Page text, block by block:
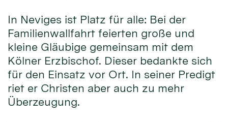
In Neviges ist Platz für alle: Bei der
Familienwallfahrt feierten große und
kleine Gläubige gemeinsam mit dem
Kölner Erzbischof. Dieser bedankte sich
für den Einsatz vor Ort. In seiner Predigt
riet er Christen aber auch zu mehr
Überzeugung.